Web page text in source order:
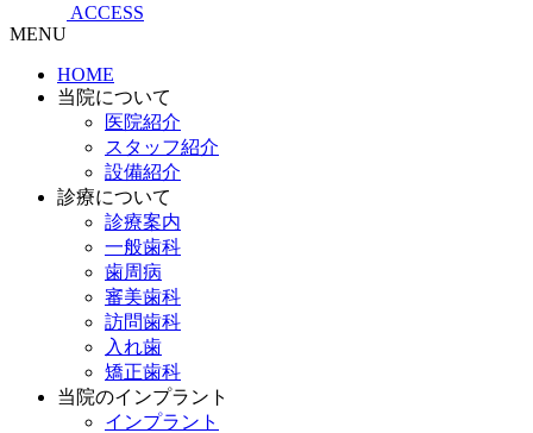
ACCESS
MENU
HOME
当院について
医院紹介
スタッフ紹介
設備紹介
診療について
診療案内
一般歯科
歯周病
審美歯科
訪問歯科
入れ歯
矯正歯科
当院のインプラント
インプラント